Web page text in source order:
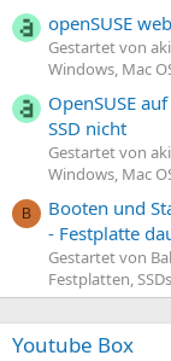
openSUSE
Gestartet von
Windows, Mac
OpenSUSE
SSD nicht
Gestartet von
Windows, Mac
B
Booten und
- Festplatte
Gestartet von
Festplatten,
Youtube Box